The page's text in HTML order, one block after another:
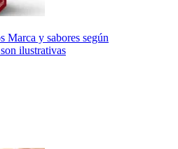
Marca y sabores según
ilustrativas